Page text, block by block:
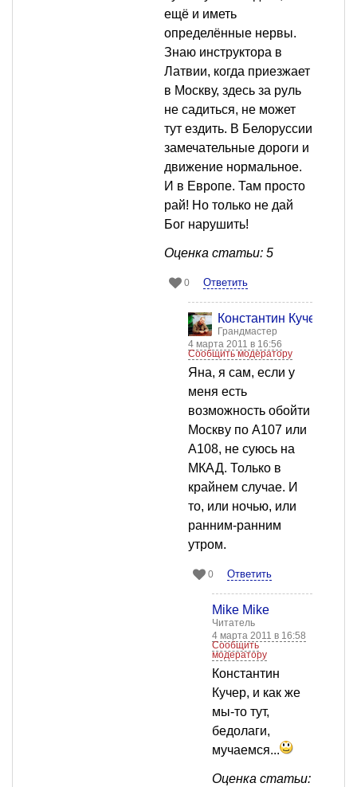
ещё и иметь
определённые нервы.
Знаю инструктора в
Латвии, когда приезжает
в Москву, здесь за руль
не садиться, не может
тут ездить. В Белоруссии
замечательные дороги и
движение нормальное.
И в Европе. Там просто
рай! Но только не дай
Бог нарушить!
Оценка статьи: 5
0 Ответить
Константин Кучер
Грандмастер
4 марта 2011 в 16:56
Сообщить модератору
Яна, я сам, если у
меня есть
возможность обойти
Москву по А107 или
А108, не суюсь на
МКАД. Только в
крайнем случае. И
то, или ночью, или
ранним-ранним
утром.
0 Ответить
Mike Mike
Читатель
4 марта 2011 в 16:58
Сообщить
модератору
Константин
Кучер, и как же
мы-то тут,
бедолаги,
мучаемся...
Оценка статьи: